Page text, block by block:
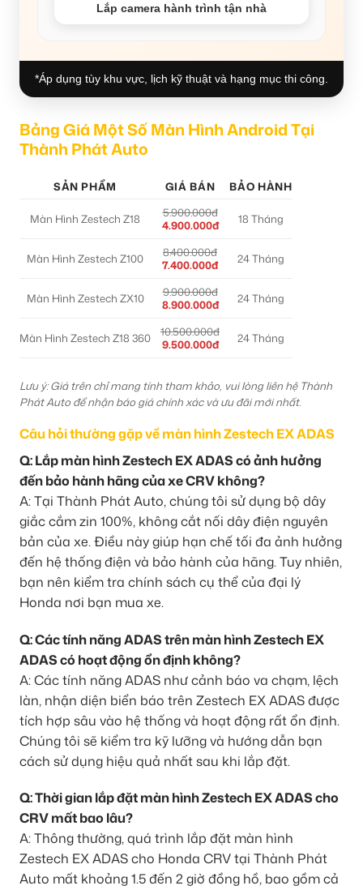
Lắp camera hành trình tận nhà
*Áp dụng tùy khu vực, lịch kỹ thuật và hạng mục thi công.
Bảng Giá Một Số Màn Hình Android Tại
Thành Phát Auto
SẢN PHẨM GIÁ BÁN BẢO HÀNH
Màn Hình Zestech Z18
5.900.000đ
4.900.000đ
18 Tháng
Màn Hình Zestech Z100
8.400.000đ
7.400.000đ
24 Tháng
Màn Hình Zestech ZX10
9.900.000đ
8.900.000đ
24 Tháng
Màn Hình Zestech Z18 360
10.500.000đ
9.500.000đ
24 Tháng
Lưu ý: Giá trên chỉ mang tính tham khảo, vui lòng liên hệ Thành
Phát Auto để nhận báo giá chính xác và ưu đãi mới nhất.
Câu hỏi thường gặp về màn hình Zestech EX ADAS
Q: Lắp màn hình Zestech EX ADAS có ảnh hưởng
đến bảo hành hãng của xe CRV không?
A: Tại Thành Phát Auto, chúng tôi sử dụng bộ dây
giắc cắm zin 100%, không cắt nối dây điện nguyên
bản của xe. Điều này giúp hạn chế tối đa ảnh hưởng
đến hệ thống điện và bảo hành của hãng. Tuy nhiên,
bạn nên kiểm tra chính sách cụ thể của đại lý
Honda nơi bạn mua xe.
Q: Các tính năng ADAS trên màn hình Zestech EX
ADAS có hoạt động ổn định không?
A: Các tính năng ADAS như cảnh báo va chạm, lệch
làn, nhận diện biển báo trên Zestech EX ADAS được
tích hợp sâu vào hệ thống và hoạt động rất ổn định.
Chúng tôi sẽ kiểm tra kỹ lưỡng và hướng dẫn bạn
cách sử dụng hiệu quả nhất sau khi lắp đặt.
Q: Thời gian lắp đặt màn hình Zestech EX ADAS cho
CRV mất bao lâu?
A: Thông thường, quá trình lắp đặt màn hình
Zestech EX ADAS cho Honda CRV tại Thành Phát
Auto mất khoảng 1.5 đến 2 giờ đồng hồ, bao gồm cả